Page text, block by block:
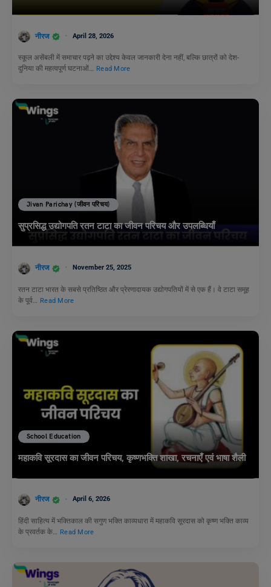
नीरज April 28, 2026
स्कूल असेंबली में समाचार पढ़ने का उद्देश्य केवल जानकारी देना नहीं, बल्कि छात्रों को देश-
दुनिया की महत्वपूर्ण घटनाओं… Read More
Jivan Parichay (जीवन परिचय)
सुप्रसिद्ध उद्योगपति रतन टाटा का जीवन परिचय और उपलब्धियाँ
नीरज November 25, 2025
रतन टाटा भारत के सबसे प्रतिष्ठित और प्रेरणादायक उद्योगपतियों में से एक हैं। वे टाटा समूह
के पूर्व…
Read More
School Education
महाकवि सूरदास का जीवन परिचय, कृष्णभक्ति शाखा, रचनाएँ एवं भाषा शैली
नीरज April 6, 2026
हिंदी साहित्य में भक्तिकाल की सगुण भक्ति काव्यधारा में महाकवि सूरदास को कृष्ण भक्ति काव्य
के प्रवर्तक के… Read More